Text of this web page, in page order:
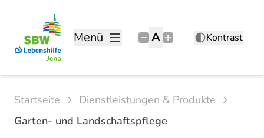
Menü A Kontrast
Startseite
Dienstleistungen & Produkte
Garten- und Landschaftspflege